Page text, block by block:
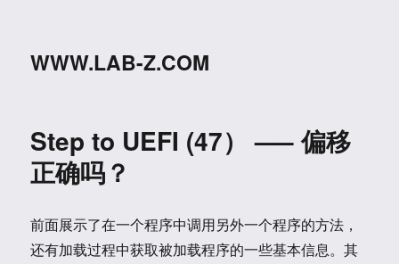
WWW.LAB-Z.COM
Step to UEFI (47） —– 偏移
正确吗？
前面展示了在一个程序中调用另外一个程序的方法，
还有加载过程中获取被加载程序的一些基本信息。其